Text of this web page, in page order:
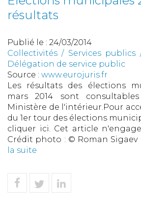
résultats
Publié le : 24/03/2014
Collectivités / Services publics
Délégation de service public
Source : www.eurojuris.fr
Les résultats des élections
mars 2014 sont
Ministère de l'intérieur.Pour
du 1er tour des élections
cliquer ici. Cet article
Crédit photo : © Roman Sigaev
la suite